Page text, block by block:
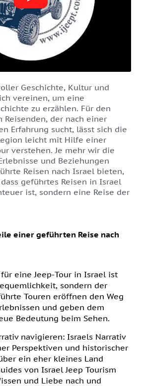
Geschichte, Kultur und
vereinen, um eine
zu erzählen. Für den
der nach einer
Erfahrung sucht, lässt sich die
leicht mit Hilfe einer
verstehen. Je mehr wir die
und Beziehungen
Reisen nach Israel bieten,
geführtes Reisen in Israel
ist, sondern eine Reise der
einer geführten Reise nach
eine Jeep-Tour in Israel ist
sondern der
Touren eröffnen den Weg
und geben dem
Bedeutung beim Sehen.
navigieren: Israels Narrativ
Perspektiven und historischer
ein eher kleines Land
von Israel Jeep Tourism
und Liebe nach und